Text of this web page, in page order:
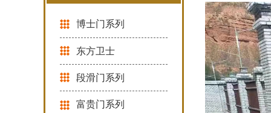
博士门系列
东方卫士
段滑门系列
富贵门系列